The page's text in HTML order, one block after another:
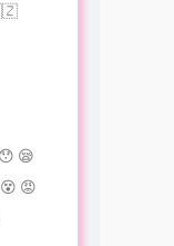
😪
😡